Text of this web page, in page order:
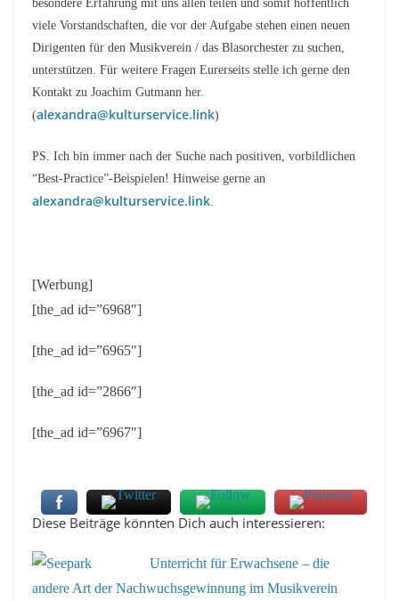
besondere Erfahrung mit uns allen teilen und somit hoffentlich
viele Vorstandschaften, die vor der Aufgabe stehen einen neuen
Dirigenten für den Musikverein / das Blasorchester zu suchen,
unterstützen. Für weitere Fragen Eurerseits stelle ich gerne den
Kontakt zu Joachim Gutmann her.
(alexandra@kulturservice.link)
PS. Ich bin immer nach der Suche nach positiven, vorbildlichen
“Best-Practice”-Beispielen! Hinweise gerne an
alexandra@kulturservice.link.
[Werbung]
[the_ad id=”6968″]
[the_ad id=”6965″]
[the_ad id=”2866″]
[the_ad id=”6967″]
Diese Beiträge könnten Dich auch interessieren:
Unterricht für Erwachsene – die
andere Art der Nachwuchsgewinnung im Musikverein